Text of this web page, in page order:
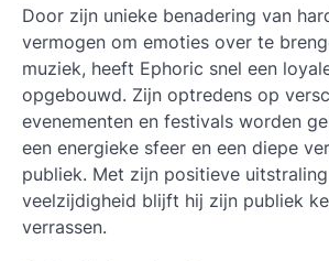
Door zijn unieke benadering van
vermogen om emoties over te
muziek, heeft Ephoric snel een
opgebouwd. Zijn optredens op
evenementen en festivals worden
een energieke sfeer en een diepe
publiek. Met zijn positieve
veelzijdigheid blijft hij zijn publiek
verrassen.